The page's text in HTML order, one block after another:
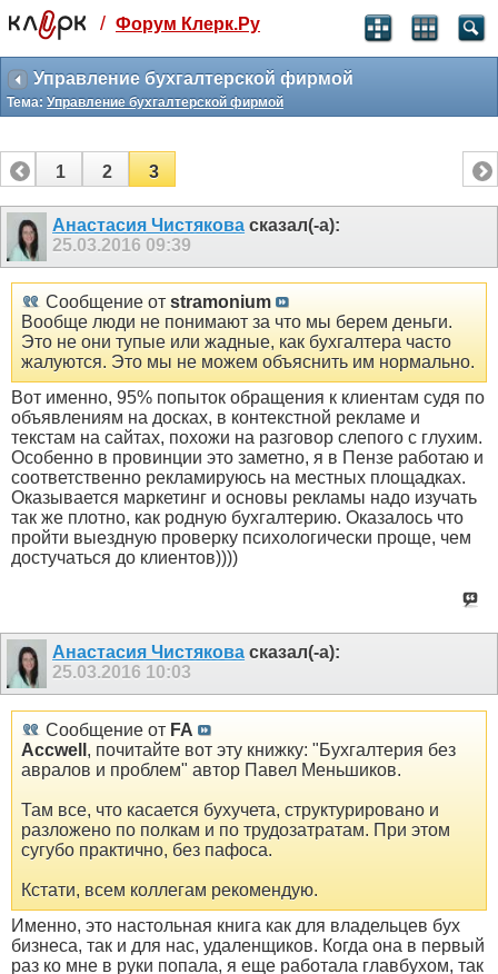
Святые угодники, Клерк без рекламы
прекрасен:)
месяц
3 месяца
259 ₽
-10%
полгода
499 ₽
-15%
/ Форум Клерк.Ру
Управление бухгалтерской фирмой
Тема: Управление бухгалтерской фирмой
1 2 3
Анастасия Чистякова сказал(-а):
25.03.2016 09:39
Сообщение от stramonium
Вообще люди не понимают за что мы берем деньги.
Это не они тупые или жадные, как бухгалтера часто
жалуются. Это мы не можем объяснить им нормально.
Вот именно, 95% попыток обращения к клиентам судя по
объявлениям на досках, в контекстной рекламе и
текстам на сайтах, похожи на разговор слепого с глухим.
Особенно в провинции это заметно, я в Пензе работаю и
соответственно рекламируюсь на местных площадках.
Оказывается маркетинг и основы рекламы надо изучать
так же плотно, как родную бухгалтерию. Оказалось что
пройти выездную проверку психологически проще, чем
достучаться до клиентов))))
Анастасия Чистякова сказал(-а):
25.03.2016 10:03
Сообщение от FA
Accwell , почитайте вот эту книжку: "Бухгалтерия без
авралов и проблем" автор Павел Меньшиков.
Там все, что касается бухучета, структурировано и
разложено по полкам и по трудозатратам. При этом
сугубо практично, без пафоса.
Кстати, всем коллегам рекомендую.
Именно, это настольная книга как для владельцев бух
бизнеса, так и для нас, удаленщиков. Когда она в первый
раз ко мне в руки попала, я еще работала главбухом, так